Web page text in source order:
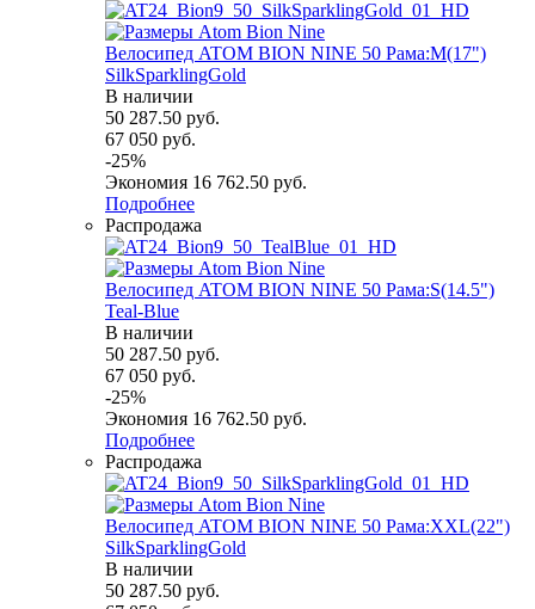
Велосипед ATOM BION NINE 50 Рама:M(17")
SilkSparklingGold
В наличии
50 287.50 руб.
67 050 руб.
-25%
Экономия 16 762.50 руб.
Подробнее
Распродажа
Велосипед ATOM BION NINE 50 Рама:S(14.5")
Teal-Blue
В наличии
50 287.50 руб.
67 050 руб.
-25%
Экономия 16 762.50 руб.
Подробнее
Распродажа
Велосипед ATOM BION NINE 50 Рама:XXL(22")
SilkSparklingGold
В наличии
50 287.50 руб.